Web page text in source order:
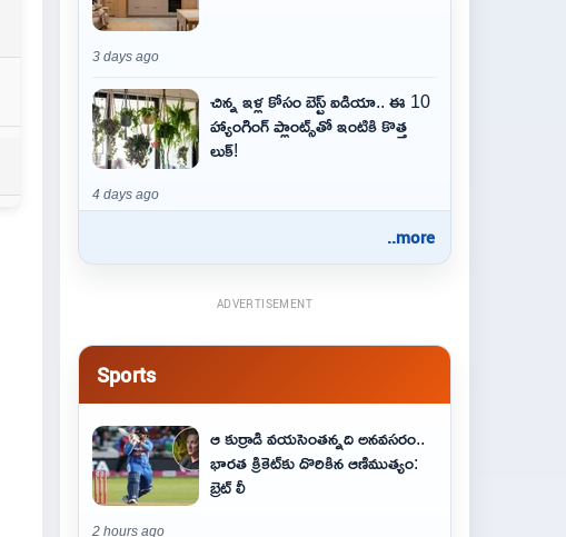
3 days ago
చిన్న ఇళ్ల కోసం బెస్ట్ ఐడియా.. ఈ 10
హ్యాంగింగ్ ప్లాంట్స్‌తో ఇంటికి కొత్త
లుక్!
4 days ago
..more
ADVERTISEMENT
Sports
ఆ కుర్రాడి వయసెంతన్నది అనవసరం..
భారత క్రికెట్‌కు దొరికిన ఆణిముత్యం:
బ్రెట్ లీ
2 hours ago